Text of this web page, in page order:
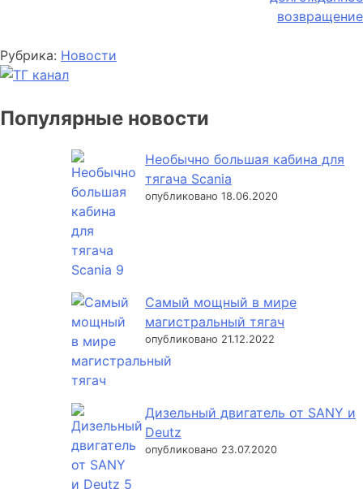
возвращение
Рубрика: Новости
Популярные новости
Необычно большая кабина для
тягача Scania
опубликовано 18.06.2020
Самый мощный в мире
магистральный тягач
опубликовано 21.12.2022
Дизельный двигатель от SANY и
Deutz
опубликовано 23.07.2020